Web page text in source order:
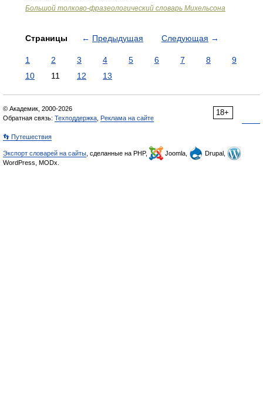
Большой толково-фразеологический словарь Михельсона
Страницы ← Предыдущая Следующая →
1 2 3 4 5 6 7 8
9
10
11 12 13
18+
© Академик, 2000-2026
Обратная связь: Техподдержка Реклама на сайте
👣 Путешествия
Экспорт словарей на сайты , сделанные на PHP, Joomla,
Drupal,
WordPress, MODx.